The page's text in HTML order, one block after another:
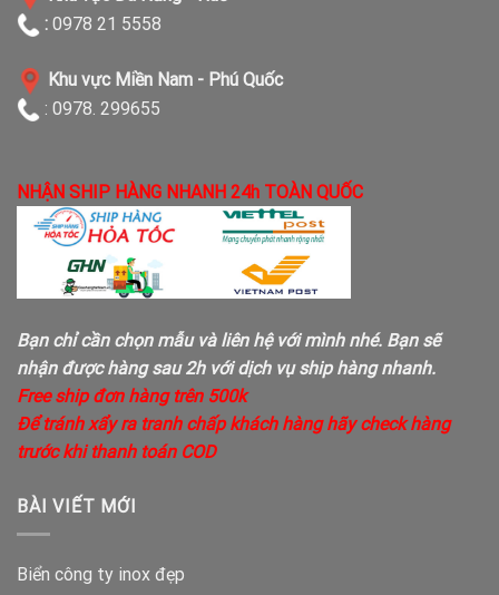
: 0978 21 5558
Khu vực Miền Nam - Phú Quốc
: 0978. 299655
NHẬN SHIP HÀNG NHANH 24h TOÀN QUỐC
Bạn chỉ cần chọn mẫu và liên hệ với mình nhé. Bạn sẽ
nhận được hàng sau 2h với dịch vụ ship hàng nhanh.
Free ship đơn hàng trên 500k
Để tránh xẩy ra tranh chấp khách hàng hãy check hàng
trước khi thanh toán COD
BÀI VIẾT MỚI
Biển công ty inox đẹp